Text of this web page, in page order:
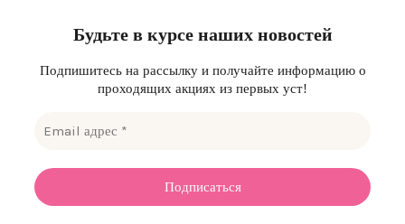
Будьте в курсе наших новостей
Подпишитесь на рассылку и получайте информацию о
проходящих акциях из первых уст!